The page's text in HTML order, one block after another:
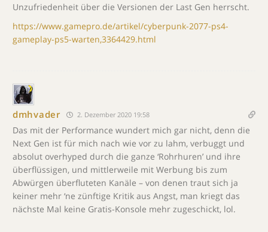
Unzufriedenheit über die Versionen der Last Gen herrscht.
https://www.gamepro.de/artikel/cyberpunk-2077-ps4-
gameplay-ps5-warten,3364429.html
dmhvader 2. Dezember 2020 19:58
Das mit der Performance wundert mich gar nicht, denn die
Next Gen ist für mich nach wie vor zu lahm, verbuggt und
absolut overhyped durch die ganze ‘Rohrhuren’ und ihre
überflüssigen, und mittlerweile mit Werbung bis zum
Abwürgen überfluteten Kanäle – von denen traut sich ja
keiner mehr ‘ne zünftige Kritik aus Angst, man kriegt das
nächste Mal keine Gratis-Konsole mehr zugeschickt, lol.